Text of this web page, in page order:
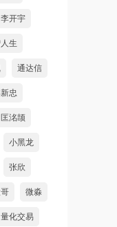
李开宇
生
通达信
忠
匡洺颉
小黑龙
张欣
微淼
量化交易